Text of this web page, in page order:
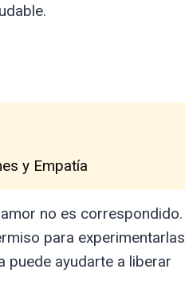
y Empatía
no es correspondido.
para experimentarlas
puede ayudarte a liberar